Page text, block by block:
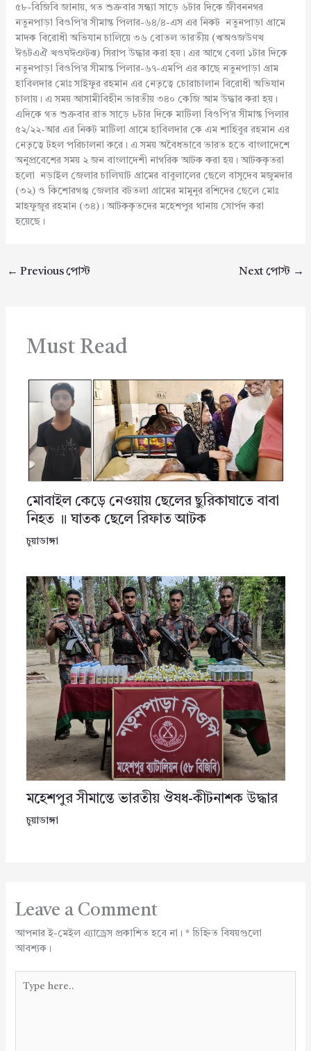
৫৮-বিজিবি জানায়, গত শুক্রবার সন্ধ্যা সাড়ে ৬টার দিকে জীবননগর
নতুনপাড়া বিওপি’র সীমান্ত পিলার-৬৪/৪-এস এর নিকট নতুনপাড়া গ্রামে
মাদক বিরোধী অভিযান চালিয়ে ৩৬ বোতল ভারতীয় (ঋঅওজউণখ
ঈঙটএঐ খওঘঈঞটঝ) সিরাপ উদ্ধার করা হয়। এর আগে বেলা ১টার দিকে
নতুনপাড়া বিওপি’র সীমান্ত পিলার-৬৭-এমপি এর কাছে নতুনপাড়া গ্রাম
হাবিলদার মোঃ সাইফুর রহমান এর নেতৃত্বে চোরাচালান বিরোধী অভিযান
চালায়। এ সময় আসামীবিহীন ভারতীয় ৩৪০ কেজি আম উদ্ধার করা হয়।
এদিকে গত শুক্রবার রাত সাড়ে ৮টার দিকে মাটিলা বিওপি’র সীমান্ত পিলার
৫২/২২-আর এর নিকট মাটিলা গ্রামে হাবিলদার কে এম শাহিবুর রহমান এর
নেতৃত্বে টহল পরিচালনা করে। এ সময় অবৈধভাবে ভারত হতে বাংলাদেশে
অনুপ্রবেশের সময় ২ জন বাংলাদেশী নাগরিক আটক করা হয়। আটককৃতরা
হলো নড়াইল জেলার চালিঘাট গ্রামের বাবুলালের ছেলে বাসুদেব মজুমদার
(৩২) ও কিশোরগঞ্জ জেলার বটতলা গ্রামের মামুনুর রশিদের ছেলে মোঃ
মাহফুজুর রহমান (৩৪)। আটককৃতদের মহেশপুর থানায় সোর্পদ করা
হয়েছে।
← Previous পোস্ট Next পোস্ট →
Must Read
মোবাইল কেড়ে নেওয়ায় ছেলের ছুরিকাঘাতে বাবা
নিহত ॥ ঘাতক ছেলে রিফাত আটক
চুয়াডাঙ্গা
মহেশপুর সীমান্তে ভারতীয় ঔষধ-কীটনাশক উদ্ধার
চুয়াডাঙ্গা
Leave a Comment
আপনার ই-মেইল এ্যাড্রেস প্রকাশিত হবে না। *চিহ্নিত বিষয়গুলো
আবশ্যক।
here..